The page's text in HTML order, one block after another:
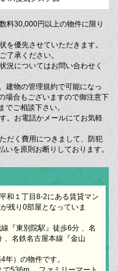
料30,000円以上の物件に限り
優先させていただきます。
了承ください。
況についてはお問い合わせく
建物の管理規約で可能になっ
場合もございますので御注意下
でご相談下さい。
。お電話かメールにてお気軽
だく費用につきまして、防犯
を原則お断りしております。
和１丁目8-2にある賃貸マン
残り0部屋となっていま
『東別院駅』徒歩6分 、名
、名鉄名古屋本線『金山
）の物件です。